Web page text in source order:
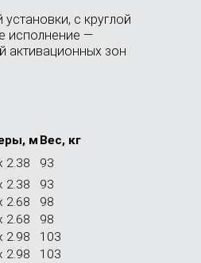
с круглой
исполнение —
активационных зон
м Вес, кг
2.38
93
2.38
93
2.68
98
2.68
98
2.98
103
2.98 103